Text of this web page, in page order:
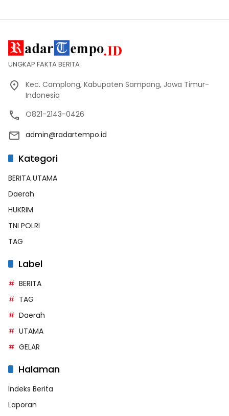
UNGKAP FAKTA BERITA
Kec. Camplong, Kabupaten Sampang, Jawa Timur-
Indonesia
O821-2143-0426
admin@radartempo.id
Kategori
BERITA UTAMA
Daerah
HUKRIM
TNI POLRI
TAG
Label
BERITA
TAG
Daerah
UTAMA
GELAR
Halaman
Indeks Berita
Laporan